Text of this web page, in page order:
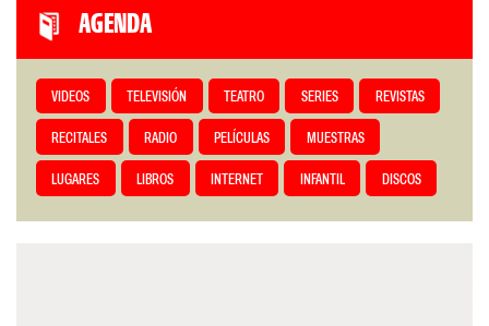
AGENDA
VIDEOS TELEVISIÓN TEATRO SERIES REVISTAS
RECITALES RADIO PELÍCULAS MUESTRAS
LUGARES LIBROS INTERNET INFANTIL DISCOS